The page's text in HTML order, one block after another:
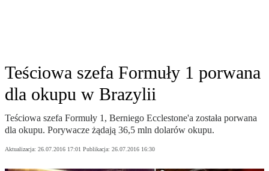
Teściowa szefa Formuły 1 porwana
dla okupu w Brazylii
Teściowa szefa Formuły 1, Berniego Ecclestone'a została porwana
dla okupu. Porywacze żądają 36,5 mln dolarów okupu.
Aktualizacja: 26.07.2016 17:01 Publikacja: 26.07.2016 16:30